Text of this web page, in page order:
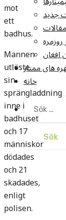
جديد
مقالات
روزمره
افغان
های ممتاز
خانه
Sök
efter:
mot
ett
badhus.
Mannen
utlöste
sin
sprängladdning
inne i
badhuset
och 17
människor
dödades
och 21
skadades,
enligt
polisen.